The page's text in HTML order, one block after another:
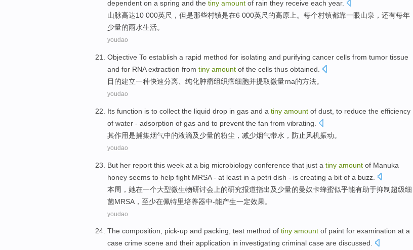
dependent on a spring and the tiny amount of rain they receive each year.
山脉高达10 000英尺 ， 但是那些村镇是在6 000英尺的高原 上 。 每个村镇都靠一眼山泉， 还有每年
少量的雨水生活。
youdao
Objective To establish a rapid method for isolating and purifying cancer cells from tumor tissue
and for RNA extraction from tiny amount of the cells thus obtained.
目的建立一种快速分离 纯化肿瘤组织癌细胞并提取微量rna的方法。
youdao
Its function is to collect the liquid drop in gas and a tiny amount of dust , to reduce the efficiency
of water - adsorption of gas and to prevent the fan from vibrating
其作用是捕集烟气中的液滴及少量的粉尘 ， 减少烟气带水 ， 防止 风机振动。
youdao
But her report this week at a big microbiology conference that just a tiny amount of Manuka
honey seems to help fight MRSA- at least in a petri dish - is creating a bit of a buzz.
本周 ， 她在一个大型微生物研讨会上的研究报道指出及少量的曼奴卡蜂蜜似乎能有助于抑制超级细
菌MRSA ， 至少在佩特里培养器中-能产生一定效果。
youdao
The composition, pick-up and packing, test method of tiny amount of paint for examination at a
case crime scene and their application in investigating criminal case are discussed.